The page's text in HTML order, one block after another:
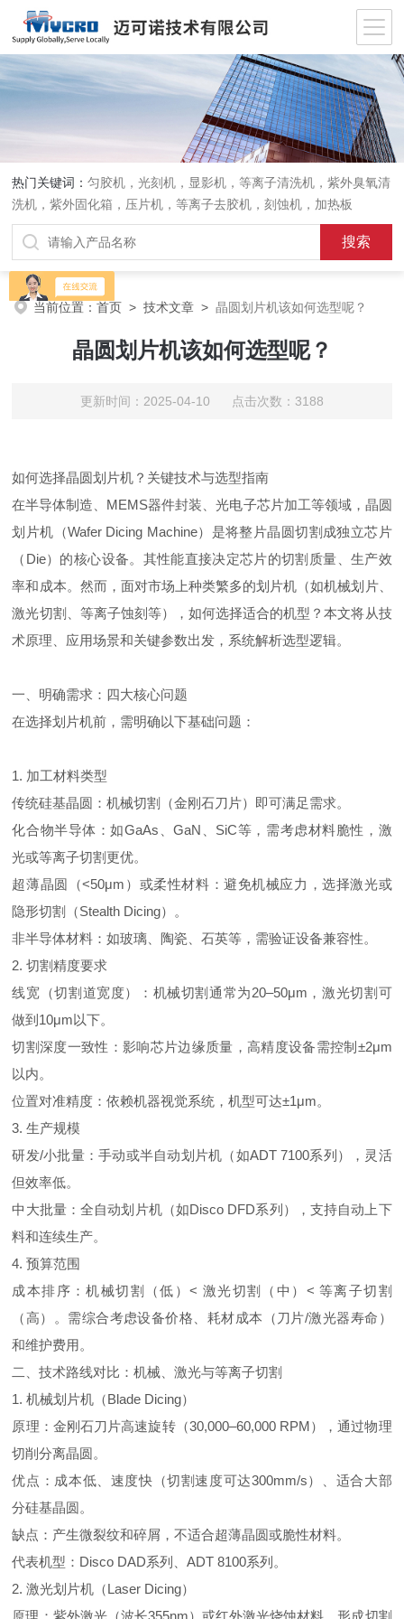
热门关键词：匀胶机，光刻机，显影机，等离子清洗机，紫外臭氧清
洗机，紫外固化箱，压片机，等离子去胶机，刻蚀机，加热板
当前位置：首页 >技术文章 >晶圆划片机该如何选型呢？
晶圆划片机该如何选型呢？
更新时间：2025-04-10 点击次数：3188
如何选择晶圆划片机？关键技术与选型指南
在半导体制造、 MEMS器件封装、光电子芯片加工等领域，晶圆
划片机（Wafer Dicing Machine）是将整片晶圆切割成独立芯片
（ Die）的核心设备。其性能直接决定芯片的切割质量、生产效
率和成本。然而，面对市场上种类繁多的划片机（如机械划片、
激光切割、等离子蚀刻等），如何选择适合的机型？本文将从技
术原理、应用场景和关键参数出发，系统解析选型逻辑。
一、明确需求：四大核心问题
在选择划片机前，需明确以下基础问题：
1. 加工材料类型
传统硅基晶圆：机械切割（金刚石刀片）即可满足需求。
化合物半导体：如GaAs 、GaN SiC等，需考虑材料脆性，激
光或等离子切割更优。
超薄晶圆（<50μm ）或柔性材料：避免机械应力，选择激光或
隐形切割（Stealth Dicing）。
非半导体材料：如玻璃、陶瓷、石英等，需验证设备兼容性。
2.切割精度要求
线宽（切割道宽度）：机械切割通常为20–50μm ，激光切割可
做到 10μm以下。
切割深度一致性：影响芯片边缘质量，高精度设备需控制±2μm
以内。
位置对准精度：依赖机器视觉系统，机型可达±1μm。
3.生产规模
研发/小批量：手动或半自动划片机（如ADT 7100系列），灵活
但效率低。
中大批量：全自动划片机（如Disco DFD系列），支持自动上下
料和连续生产。
4.预算范围
成本排序：机械切割（低）< 激光切割（中） < 等离子切割
（高）。需综合考虑设备价格、耗材成本（刀片/激光器寿命）
和维护费用。
二、技术路线对比：机械、激光与等离子切割
1.机械划片机（Blade Dicing）
原理：金刚石刀片高速旋转（30,000–60,000 RPM），通过物理
切削分离晶圆。
优点：成本低、速度快（切割速度可达300mm/s）、适合大部
分硅基晶圆。
缺点：产生微裂纹和碎屑，不适合超薄晶圆或脆性材料。
代表机型： Disco DAD系列、ADT 8100系列。
2.激光划片机（Laser Dicing）
原理：紫外激光（波长355nm）或红外激光烧蚀材料，形成切割